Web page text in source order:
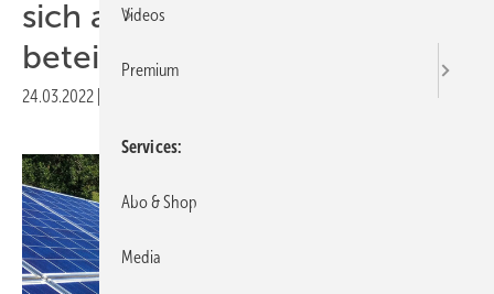
sich an Energiewende
beteiligen
24.03.2022
Videos
Premium
Services
Abo & Shop
Media